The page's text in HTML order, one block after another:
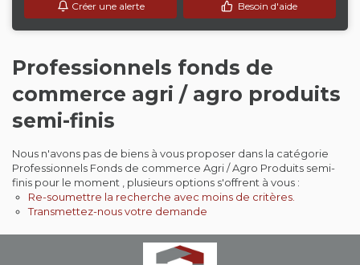
Nos métiers
L'agence
Contact
Extranet
Estimation
Créer une alerte Besoin d'aide
Professionnels fonds de
commerce agri / agro produits
semi-finis
Nous n'avons pas de biens à vous proposer dans la catégorie
Professionnels Fonds de commerce Agri / Agro Produits semi-
finis pour le moment , plusieurs options s'offrent à vous :
Re-soumettre la recherche avec moins de critères.
Transmettez-nous votre demande